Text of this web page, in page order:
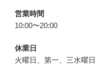
営業時間
10:00〜20:00
休業日
火曜日、第一、三水曜日